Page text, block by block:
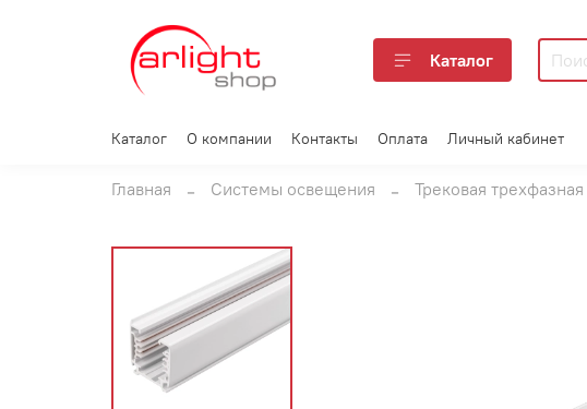
Каталог
Каталог О компании Контакты Оплата Личный кабинет
Главная Системы освещения Трековая